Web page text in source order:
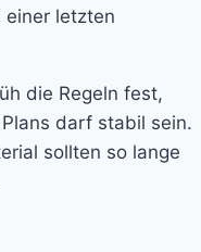
einer letzten
die Regeln fest,
darf stabil sein.
sollten so lange